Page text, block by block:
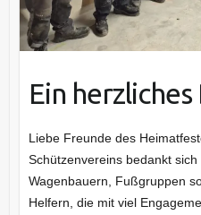
Ein
Liebe Freunde des
Schützenvereins bedankt
Wagenbauern, Fußgruppen
Helfern, die mit viel